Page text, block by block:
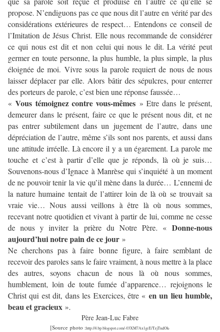
propose. N’endiguons pas ce que nous dit l’autre en vérité par des
considérations extérieures de respect… Entendons ce conseil de
l’Imitation de Jésus Christ. Elle nous recommande de considérer
ce qui nous est dit et non celui qui nous le dit. La vérité peut
germer en toute personne, la plus humble, la plus simple, la plus
éloignée de moi. Vivre sous la parole requiert de nous de nous
laisser déplacer par elle. Alors bâtir des sépulcres, pour enterrer
des porteurs de parole, c’est bien une réponse faussée…
«Vous témoignez contre vous-mêmes » Etre dans le présent,
demeurer dans le présent, faire ce que le présent nous dit, et ne
pas entrer subtilement dans un jugement de l’autre, dans une
dépréciation de l’autre, même s’ils sont nos parents, et aussi dans
une attitude irréelle. Là encore il y a un égarement. La parole me
touche et c’est à partir d’elle que je réponds, là où je suis…
Souvenons-nous d’Ignace à Manrèse qui s’inquiété à un moment
de ne pouvoir tenir la vie qu’il mène dans la durée… L’ennemi de
la nature humaine tentait de l’attirer loin de là où se trouvait sa
vraie vie… Nous aussi veillons à être là où nous sommes,
recevant notre quotidien et vivant à partir de lui, comme ne cesse
de nous y inviter la prière du Notre Père. « Donne-nous
aujourd’hui notre pain de ce jour »
Ne cherchons pas à faire bonne figure, à faire semblant de
recevoir des paroles sans le faire vraiment, à nous mettre à la place
des autres, soyons chacun de nous là où nous sommes,
humblement, loin de toute fumée d’apparence… rejoignons le
Christ qui est dit, dans les Exercices, être « en un lieu humble,
beau et gracieux ».
Père Jean-Luc Fabre
[Source photo :http://4.bp.blogspot.com/-03XM7Ax1grE/TzjTndOk-